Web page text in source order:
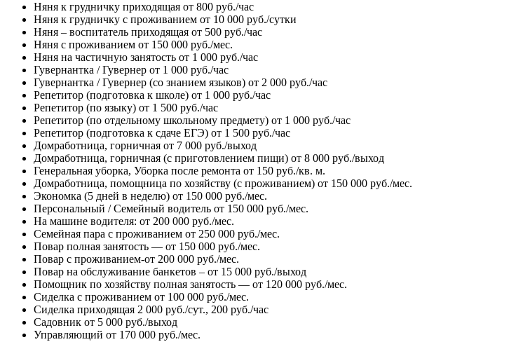
Няня к грудничку приходящая от 800 руб./час
Няня к грудничку с проживанием от 10 000 руб./сутки
Няня – воспитатель приходящая от 500 руб./час
Няня с проживанием от 150 000 руб./мес.
Няня на частичную занятость от 1 000 руб./час
Гувернантка / Гувернер от 1 000 руб./час
Гувернантка / Гувернер (со знанием языков) от 2 000 руб./час
Репетитор (подготовка к школе) от 1 000 руб./час
Репетитор (по языку) от 1 500 руб./час
Репетитор (по отдельному школьному предмету) от 1 000 руб./час
Репетитор (подготовка к сдаче ЕГЭ) от 1 500 руб./час
Домработница, горничная от 7 000 руб./выход
Домработница, горничная (с приготовлением пищи) от 8 000 руб./выход
Генеральная уборка, Уборка после ремонта от 150 руб./кв. м.
Домработница, помощница по хозяйству (с проживанием) от 150 000 руб./мес.
Экономка (5 дней в неделю) от 150 000 руб./мес.
Персональный / Семейный водитель от 150 000 руб./мес.
На машине водителя: от 200 000 руб./мес.
Семейная пара с проживанием от 250 000 руб./мес.
Повар полная занятость — от 150 000 руб./мес.
Повар с проживанием-от 200 000 руб./мес.
Повар на обслуживание банкетов – от 15 000 руб./выход
Помощник по хозяйству полная занятость — от 120 000 руб./мес.
Сиделка с проживанием от 100 000 руб./мес.
Сиделка приходящая 2 000 руб./сут., 200 руб./час
Садовник от 5 000 руб./выход
Управляющий от 170 000 руб./мес.